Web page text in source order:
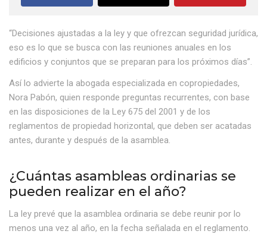
“Decisiones ajustadas a la ley y que ofrezcan seguridad jurídica,
eso es lo que se busca con las reuniones anuales en los
edificios y conjuntos que se preparan para los próximos días”.
Así lo advierte la abogada especializada en copropiedades,
Nora Pabón, quien responde preguntas recurrentes, con base
en las disposiciones de la Ley 675 del 2001 y de los
reglamentos de propiedad horizontal, que deben ser acatadas
antes, durante y después de la asamblea.
¿Cuántas asambleas ordinarias se
pueden realizar en el año?
La ley prevé que la asamblea ordinaria se debe reunir por lo
menos una vez al año, en la fecha señalada en el reglamento.